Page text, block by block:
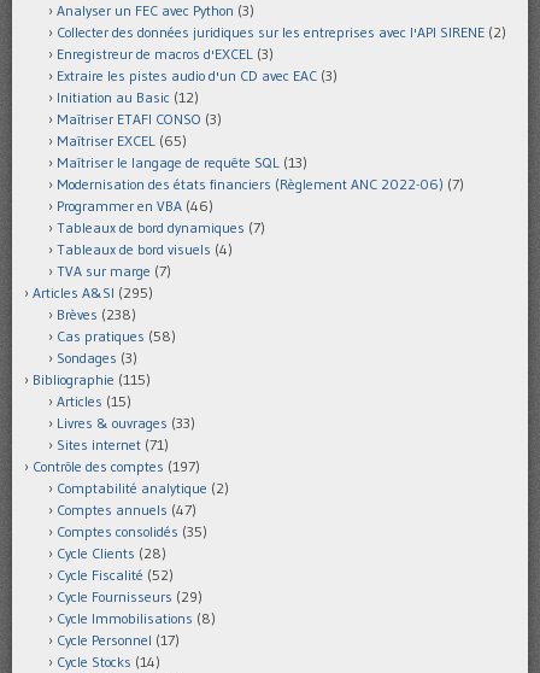
Analyser un FEC avec Python (3)
Collecter des données juridiques sur les entreprises avec l'API SIRENE (2)
Enregistreur de macros d'EXCEL (3)
Extraire les pistes audio d'un CD avec EAC (3)
Initiation au Basic (12)
Maîtriser ETAFI CONSO (3)
Maîtriser EXCEL (65)
Maîtriser le langage de requête SQL (13)
Modernisation des états financiers (Règlement ANC 2022-06) (7)
Programmer en VBA (46)
Tableaux de bord dynamiques (7)
Tableaux de bord visuels (4)
TVA sur marge (7)
Articles A&SI (295)
Brèves (238)
Cas pratiques (58)
Sondages (3)
Bibliographie (115)
Articles (15)
Livres & ouvrages (33)
Sites internet (71)
Contrôle des comptes (197)
Comptabilité analytique (2)
Comptes annuels (47)
Comptes consolidés (35)
Cycle Clients (28)
Cycle Fiscalité (52)
Cycle Fournisseurs (29)
Cycle Immobilisations (8)
Cycle Personnel (17)
Cycle Stocks (14)